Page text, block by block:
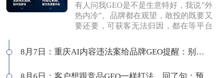
有人问我GEO是不是生意特好，我说”外
热内冷”。品牌都在观望，敢投的既要又
要还要，可获客无法归因，都在等平台
的百度代理风口，我不认同：当年缺内
容，现在缺增量内容；当年用户好引
8月7日：重庆AI内容违法案给品牌GEO提醒：别把AI当挡箭牌